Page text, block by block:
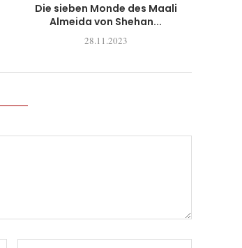
Die sieben Monde des Maali
Almeida von Shehan...
28.11.2023